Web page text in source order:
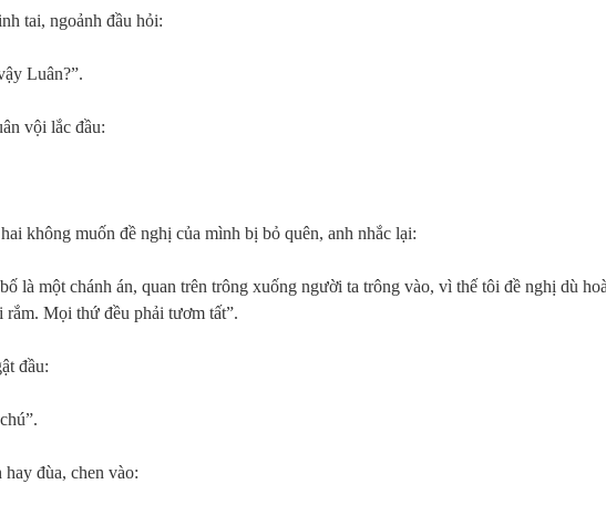
tai, ngoảnh đầu hỏi:
Luân?”.
vội lắc đầu:
không muốn đề nghị của mình bị bỏ quên, anh nhắc lại:
là một chánh án, quan trên trông xuống người ta trông vào, vì thế tôi đề nghị dù
rắm. Mọi thứ đều phải tươm tất”.
đầu:
đùa, chen vào: